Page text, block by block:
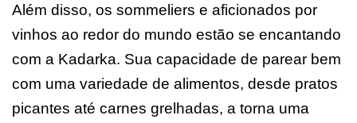
Além disso, os sommeliers e aficionados por
vinhos ao redor do mundo estão se encantando
com a Kadarka. Sua capacidade de parear bem
com uma variedade de alimentos, desde pratos
picantes até carnes grelhadas, a torna uma